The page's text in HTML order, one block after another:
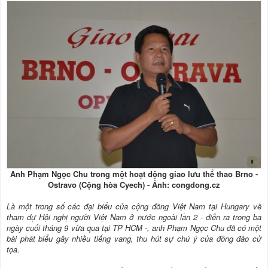
Anh Phạm Ngọc Chu trong một hoạt động giao lưu thể thao Brno -
Ostravo (Cộng hòa Cyech) - Ảnh: congdong.cz
Là một trong số các đại biểu của cộng đồng Việt Nam tại Hungary về
tham dự Hội nghị người Việt Nam ở nước ngoài lần 2 - diễn ra trong ba
ngày cuối tháng 9 vừa qua tại TP HCM -, anh Phạm Ngọc Chu đã có một
bài phát biểu gây nhiều tiếng vang, thu hút sự chú ý của đông đảo cử
tọa.